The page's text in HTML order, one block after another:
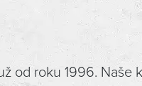
od roku 1996.